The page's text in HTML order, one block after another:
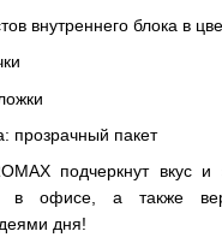
внутреннего блока в
прозрачный пакет
подчеркнут вкус и
в офисе, а также
дня!